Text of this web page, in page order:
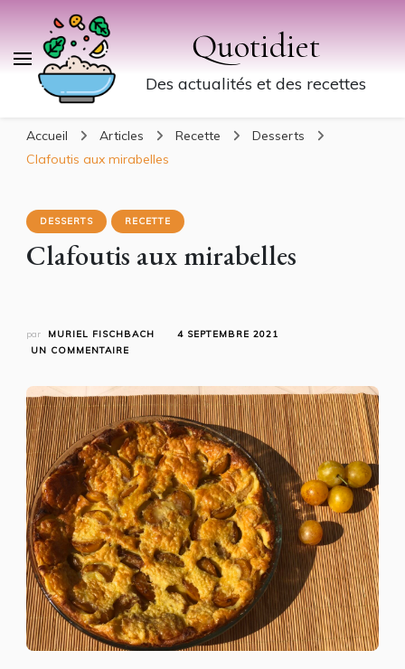
Quotidiet
Des actualités et des recettes
Accueil Articles Recette
Desserts
Clafoutis aux mirabelles
DESSERTS RECETTE
Clafoutis aux mirabelles
par MURIEL FISCHBACH
4 SEPTEMBRE 2021
UN COMMENTAIRE
MIRABELLES